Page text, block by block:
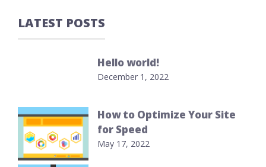
LATEST POSTS
Hello world!
December 1, 2022
How to Optimize Your Site
for Speed
May 17, 2022